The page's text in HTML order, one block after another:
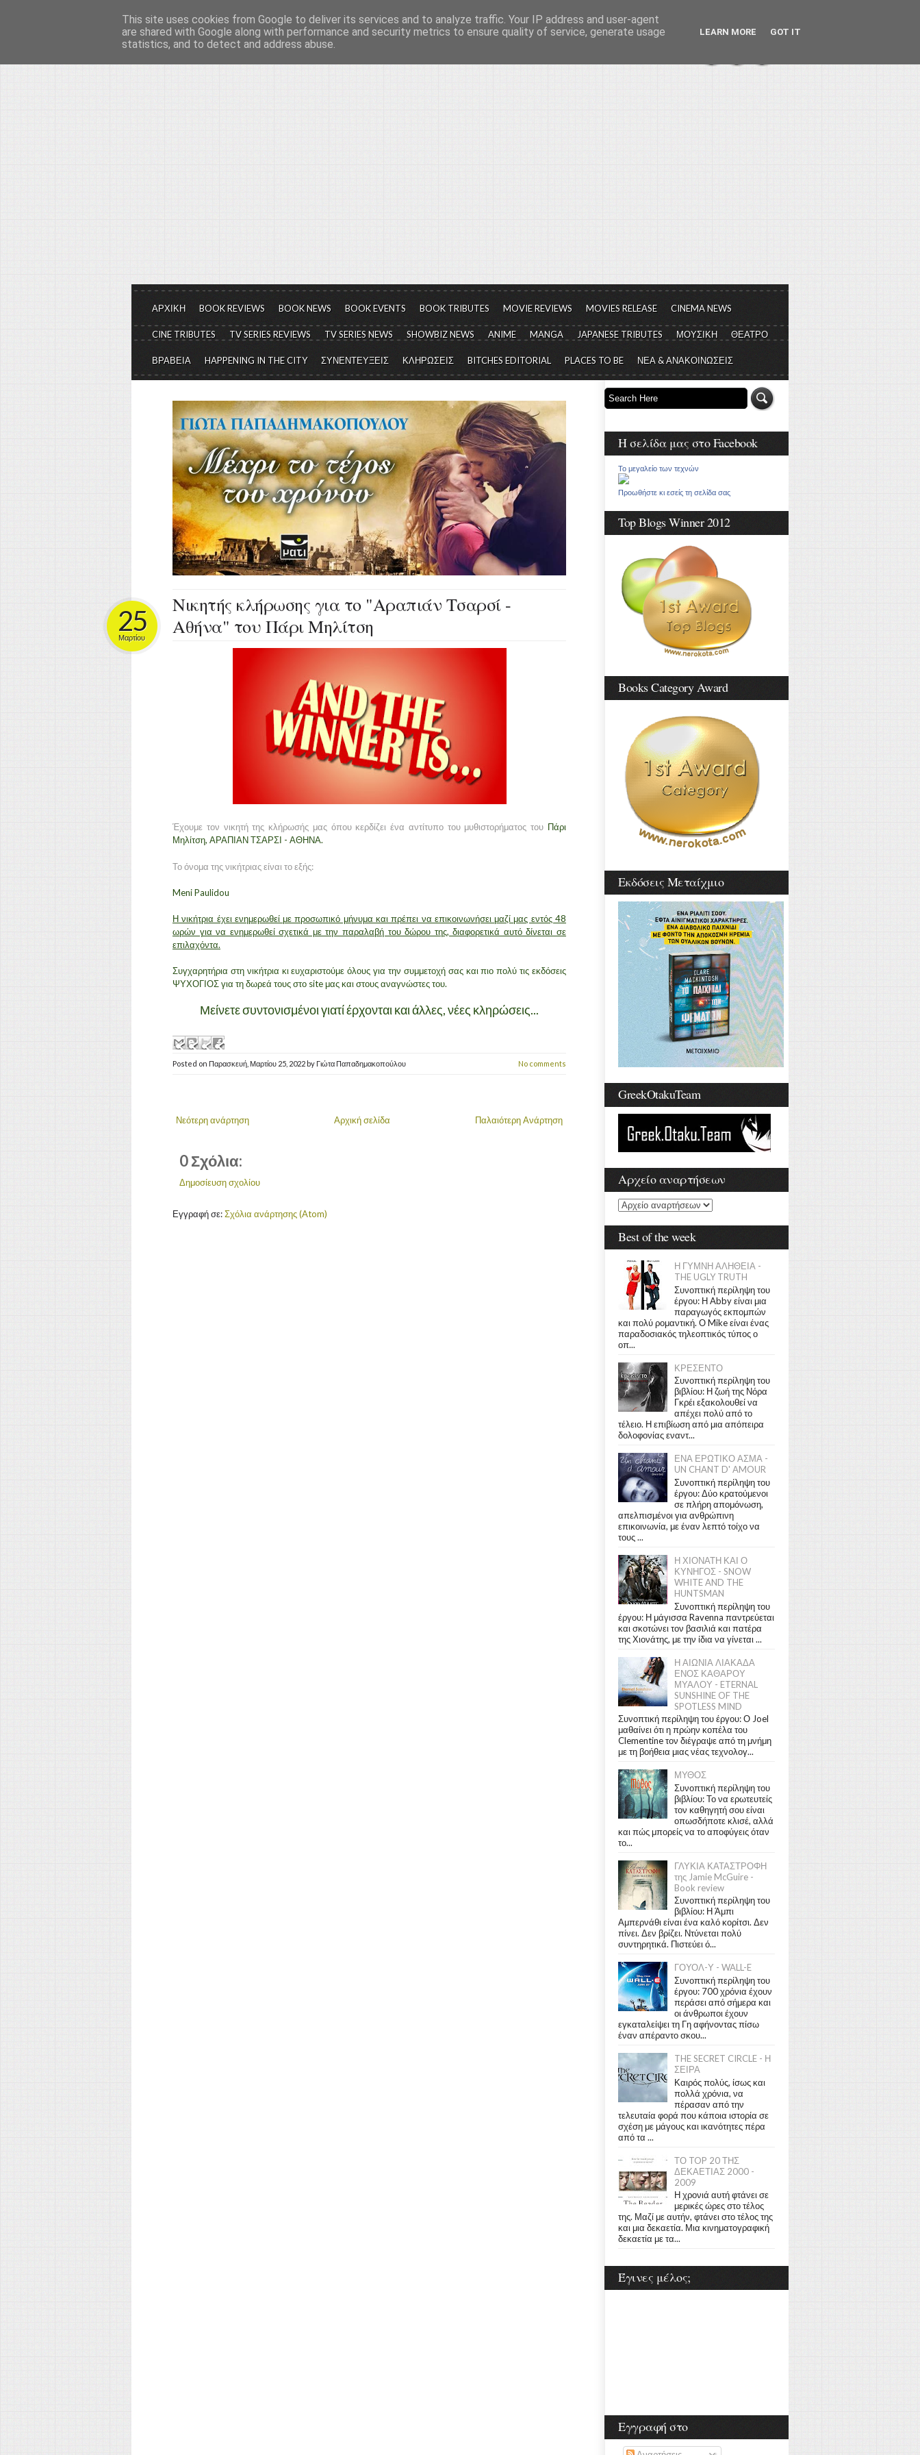
Το μεγαλείο των Τεχνών...
Είμαστε πάντα εδώ για να μιλάμε για τον πολιτισμό, σε κάθε του μορφή και έκταση...
ΑΡΧΙΚΗ BOOK REVIEWS BOOK NEWS BOOK EVENTS BOOK TRIBUTES MOVIE REVIEWS MOVIES RELEASE CINEMA NEWS
CINE TRIBUTES TV SERIES REVIEWS TV SERIES NEWS SHOWBIZ NEWS ANIME MANGA JAPANESE TRIBUTES ΜΟΥΣΙΚΗ ΘΕΑΤΡΟ
ΒΡΑΒΕΙΑ HAPPENING IN THE CITY ΣΥΝΕΝΤΕΥΞΕΙΣ ΚΛΗΡΩΣΕΙΣ BITCHES EDITORIAL PLACES TO BE ΝΕΑ & ΑΝΑΚΟΙΝΩΣΕΙΣ
Νικητής κλήρωσης για το "Αραπιάν Τσαρσί -
Αθήνα" του Πάρι Μηλίτση
25
Μαρτίου
Έχουμε τον νικητή της κλήρωσής μας όπου κερδίζει ένα αντίτυπο του μυθιστορήματος του Πάρι
Μηλίτση, ΑΡΑΠΙΑΝ ΤΣΑΡΣΙ - ΑΘΗΝΑ.
Το όνομα της νικήτριας είναι το εξής:
Meni Paulidou
Η νικήτρια έχει ενημερωθεί με προσωπικό μήνυμα και πρέπει να επικοινωνήσει μαζί μας εντός 48
ωρών για να ενημερωθεί σχετικά με την παραλαβή του δώρου της, διαφορετικά αυτό δίνεται σε
επιλαχόντα.
Συγχαρητήρια στη νικήτρια κι ευχαριστούμε όλους για την συμμετοχή σας και πιο πολύ τις εκδόσεις
ΨΥΧΟΓΙΟΣ για τη δωρεά τους στο site μας και στους αναγνώστες του.
Μείνετε συντονισμένοι γιατί έρχονται και άλλες, νέες κληρώσεις...
Posted on Παρασκευή, Μαρτίου 25, 2022 by Γιώτα Παπαδημακοπούλου No comments
Νεότερη ανάρτηση Παλαιότερη Ανάρτηση
Αρχική σελίδα
0 Σχόλια:
Δημοσίευση σχολίου
Εγγραφή σε:Σχόλια ανάρτησης (Atom)
Η σελίδα μας στο Facebook
Το μεγαλείο των τεχνών
Προωθήστε κι εσείς τη σελίδα σας
Top Blogs Winner 2012
Books Category Award
Εκδόσεις Μεταίχμιο
GreekOtakuTeam
Αρχείο αναρτήσεων
Best of the week
Η ΓΥΜΝΗ ΑΛΗΘΕΙΑ -
THE UGLY TRUTH
Συνοπτική περίληψη του
έργου: Η Abby είναι μια
παραγωγός εκπομπών
και πολύ ρομαντική. Ο Mike είναι ένας
παραδοσιακός τηλεοπτικός τύπος ο
οπ...
ΚΡΕΣΕΝΤΟ
Συνοπτική περίληψη του
βιβλίου: Η ζωή της Νόρα
Γκρέι εξακολουθεί να
απέχει πολύ από το
τέλειο. Η επιβίωση από μια απόπειρα
δολοφονίας εναντ...
ΕΝΑ ΕΡΩΤΙΚΟ ΑΣΜΑ -
UN CHANT D' AMOUR
Συνοπτική περίληψη του
έργου: Δύο κρατούμενοι
σε πλήρη απομόνωση,
απελπισμένοι για ανθρώπινη
επικοινωνία, με έναν λεπτό τοίχο να
τους ...
Η ΧΙΟΝΑΤΗ ΚΑΙ Ο
ΚΥΝΗΓΟΣ - SNOW
WHITE AND THE
HUNTSMAN
Συνοπτική περίληψη του
έργου: Η μάγισσα Ravenna παντρεύεται
και σκοτώνει τον βασιλιά και πατέρα
της Χιονάτης, με την ίδια να γίνεται ...
Η ΑΙΩΝΙΑ ΛΙΑΚΑΔΑ
ΕΝΟΣ ΚΑΘΑΡΟΥ
ΜΥΑΛΟΥ - ETERNAL
SUNSHINE OF THE
SPOTLESS MIND
Συνοπτική περίληψη του έργου: Ο Joel
μαθαίνει ότι η πρώην κοπέλα του
Clementine τον διέγραψε από τη μνήμη
με τη βοήθεια μιας νέας τεχνολογ...
ΜΥΘΟΣ
Συνοπτική περίληψη του
βιβλίου: Το να ερωτευτείς
τον καθηγητή σου είναι
οπωσδήποτε κλισέ, αλλά
και πώς μπορείς να το αποφύγεις όταν
το...
ΓΛΥΚΙΑ ΚΑΤΑΣΤΡΟΦΗ
της Jamie McGuire -
Book review
Συνοπτική περίληψη του
βιβλίου: Η Άμπι
Αμπερνάθι είναι ένα καλό κορίτσι. Δεν
πίνει. Δεν βρίζει. Ντύνεται πολύ
συντηρητικά. Πιστεύει ό...
ΓΟΥΟΛ-Υ - WALL-E
Συνοπτική περίληψη του
έργου: 700 χρόνια έχουν
περάσει από σήμερα και
οι άνθρωποι έχουν
εγκαταλείψει τη Γη αφήνοντας πίσω
έναν απέραντο σκου...
THE SECRET CIRCLE - Η
ΣΕΙΡΑ
Καιρός πολύς, ίσως και
πολλά χρόνια, να
πέρασαν από την
τελευταία φορά που κάποια ιστορία σε
σχέση με μάγους και ικανότητες πέρα
από τα ...
ΤΟ TOP 20 ΤΗΣ
ΔΕΚΑΕΤΙΑΣ 2000 -
2009
Η χρονιά αυτή φτάνει σε
μερικές ώρες στο τέλος
της. Μαζί με αυτήν, φτάνει στο τέλος της
και μια δεκαετία. Μια κινηματογραφική
δεκαετία με τα...
Έγινες μέλος;
Εγγραφή στο
This site uses cookies from Google to deliver its services and to analyze traffic. Your IP address and user-agent
are shared with Google along with performance and security metrics to ensure quality of service, generate usage
statistics, and to detect and address abuse.
LEARN MORE GOT IT